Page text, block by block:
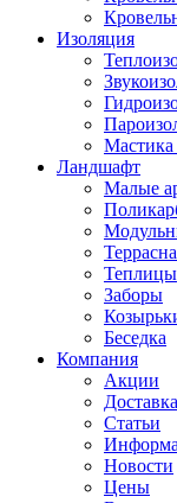
Изоляция
Ландшафт
Малые
Теплицы
Заборы
Беседка
Компания
Акции
Доставка
Статьи
Новости
Цены